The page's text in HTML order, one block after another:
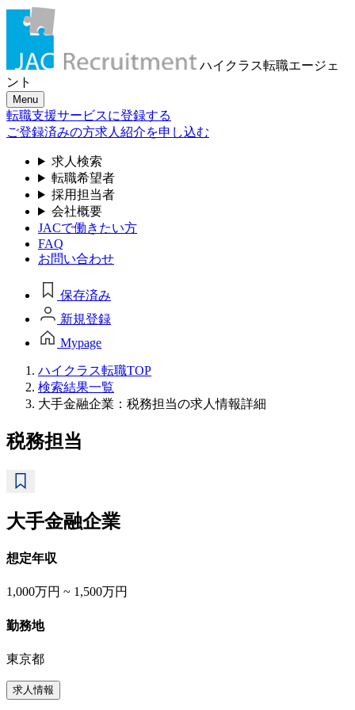
ハイクラス転職エージェ
ント
Menu
転職支援サービスに登録する
ご登録済みの方求人紹介を申し込む
求人検索
転職希望者
採用担当者
会社概要
JACで働きたい方
FAQ
お問い合わせ
保存済み
新規登録
Mypage
ハイクラス転職TOP
検索結果一覧
大手金融企業：税務担当の求人情報詳細
税務担当
大手金融企業
想定年収
1,000万円 ~ 1,500万円
勤務地
東京都
求人情報